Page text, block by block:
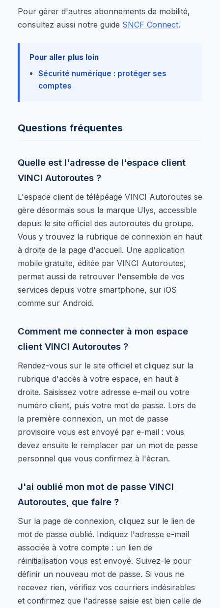
Pour gérer d'autres abonnements de mobilité,
consultez aussi notre guide SNCF Connect.
Pour aller plus loin
Sécurité numérique : protéger ses
comptes
Questions fréquentes
Quelle est l'adresse de l'espace client
VINCI Autoroutes ?
L'espace client de télépéage VINCI Autoroutes se
gère désormais sous la marque Ulys, accessible
depuis le site officiel des autoroutes du groupe.
Vous y trouvez la rubrique de connexion en haut
à droite de la page d'accueil. Une application
mobile gratuite, éditée par VINCI Autoroutes,
permet aussi de retrouver l'ensemble de vos
services depuis votre smartphone, sur iOS
comme sur Android.
Comment me connecter à mon espace
client VINCI Autoroutes ?
Rendez-vous sur le site officiel et cliquez sur la
rubrique d'accès à votre espace, en haut à
droite. Saisissez votre adresse e-mail ou votre
numéro client, puis votre mot de passe. Lors de
la première connexion, un mot de passe
provisoire vous est envoyé par e-mail : vous
devez ensuite le remplacer par un mot de passe
personnel que vous confirmez à l'écran.
J'ai oublié mon mot de passe VINCI
Autoroutes, que faire ?
Sur la page de connexion, cliquez sur le lien de
mot de passe oublié. Indiquez l'adresse e-mail
associée à votre compte : un lien de
réinitialisation vous est envoyé. Suivez-le pour
définir un nouveau mot de passe. Si vous ne
recevez rien, vérifiez vos courriers indésirables
et confirmez que l'adresse saisie est bien celle de